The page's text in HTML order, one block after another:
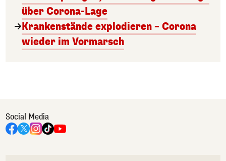
über Corona-Lage
Krankenstände explodieren – Corona
wieder im Vormarsch
Social Media